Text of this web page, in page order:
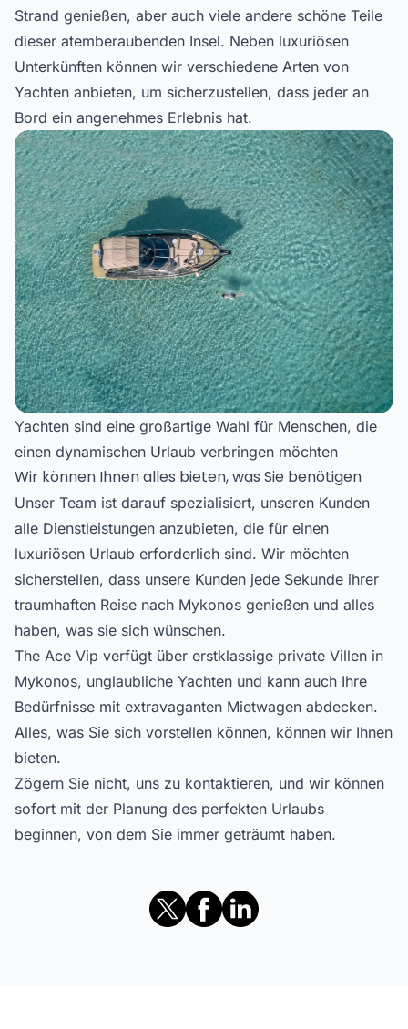
Strand genießen, aber auch viele andere schöne Teile
dieser atemberaubenden Insel. Neben luxuriösen
Unterkünften können wir verschiedene Arten von
Yachten anbieten, um sicherzustellen, dass jeder an
Bord ein angenehmes Erlebnis hat.
Yachten sind eine großartige Wahl für Menschen, die
einen dynamischen Urlaub verbringen möchten
Wir können Ihnen alles bieten, was Sie benötigen
Unser Team ist darauf spezialisiert, unseren Kunden
alle Dienstleistungen anzubieten, die für einen
luxuriösen Urlaub erforderlich sind. Wir möchten
sicherstellen, dass unsere Kunden jede Sekunde ihrer
traumhaften Reise nach Mykonos genießen und alles
haben, was sie sich wünschen.
The Ace Vip verfügt über erstklassige private Villen in
Mykonos, unglaubliche Yachten und kann auch Ihre
Bedürfnisse mit extravaganten Mietwagen abdecken.
Alles, was Sie sich vorstellen können, können wir Ihnen
bieten.
Zögern Sie nicht, uns zu kontaktieren, und wir können
sofort mit der Planung des perfekten Urlaubs
beginnen, von dem Sie immer geträumt haben.